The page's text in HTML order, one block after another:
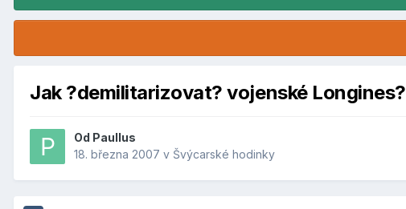
Jak ?demilitarizovat? vojenské Longines?
Od Paullus
18. března 2007 v Švýcarské hodinky